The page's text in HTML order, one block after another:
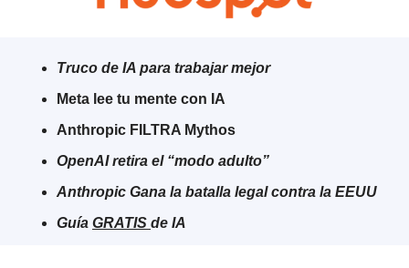
Truco de IA para trabajar mejor
Meta lee tu mente con IA
Anthropic FILTRA Mythos
OpenAI retira el “modo adulto”
Anthropic Gana la batalla legal contra la EEUU
Guía GRATIS de IA